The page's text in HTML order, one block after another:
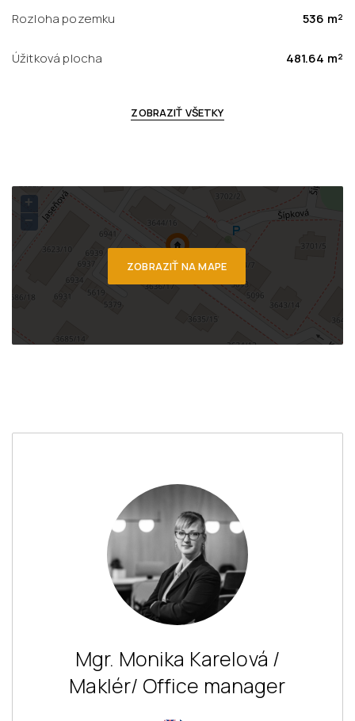
Rozloha pozemku 536 m²
Úžitková plocha 481.64 m²
ZOBRAZIŤ VŠETKY
ZOBRAZIŤ NA MAPE
+
−
Mgr. Monika Karelová /
Maklér/ Office manager